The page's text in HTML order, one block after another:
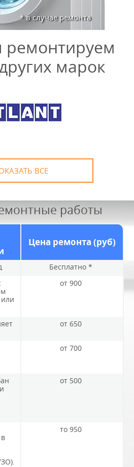
* в случае ремонта
марок
ВСЕ
работы
Цена ремонта (руб)
Бесплатно *
от 900
от 650
от 700
от 500
то 950